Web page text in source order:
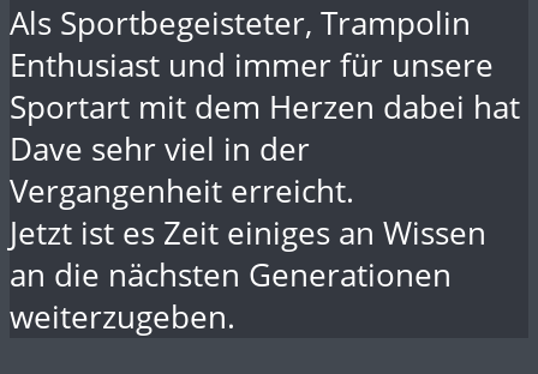
Als Sportbegeisteter, Trampolin
Enthusiast und immer für unsere
Sportart mit dem Herzen dabei hat
Dave sehr viel in der
Vergangenheit erreicht.
Jetzt ist es Zeit einiges an Wissen
an die nächsten Generationen
weiterzugeben.